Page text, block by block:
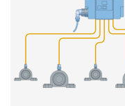
Zone